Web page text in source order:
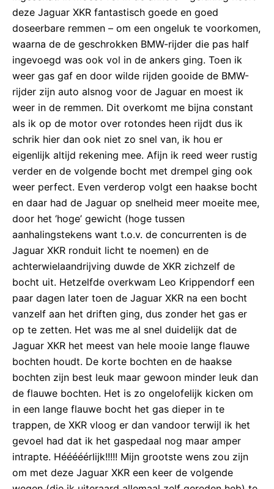
deze Jaguar XKR fantastisch goede en goed
doseerbare remmen – om een ongeluk te voorkomen,
waarna de de geschrokken BMW-rijder die pas half
ingevoegd was ook vol in de ankers ging. Toen ik
weer gas gaf en door wilde rijden gooide de BMW-
rijder zijn auto alsnog voor de Jaguar en moest ik
weer in de remmen. Dit overkomt me bijna constant
als ik op de motor over rotondes heen rijdt dus ik
schrik hier dan ook niet zo snel van, ik hou er
eigenlijk altijd rekening mee. Afijn ik reed weer rustig
verder en de volgende bocht met drempel ging ook
weer perfect. Even verderop volgt een haakse bocht
en daar had de Jaguar op snelheid meer moeite mee,
door het ‘hoge’ gewicht (hoge tussen
aanhalingstekens want t.o.v. de concurrenten is de
Jaguar XKR ronduit licht te noemen) en de
achterwielaandrijving duwde de XKR zichzelf de
bocht uit. Hetzelfde overkwam Leo Krippendorf een
paar dagen later toen de Jaguar XKR na een bocht
vanzelf aan het driften ging, dus zonder het gas er
op te zetten. Het was me al snel duidelijk dat de
Jaguar XKR het meest van hele mooie lange flauwe
bochten houdt. De korte bochten en de haakse
bochten zijn best leuk maar gewoon minder leuk dan
de flauwe bochten. Het is zo ongelofelijk kicken om
in een lange flauwe bocht het gas dieper in te
trappen, de XKR vloog er dan vandoor terwijl ik het
gevoel had dat ik het gaspedaal nog maar amper
intrapte. Hééééérlijk!!!!! Mijn grootste wens zou zijn
om met deze Jaguar XKR een keer de volgende